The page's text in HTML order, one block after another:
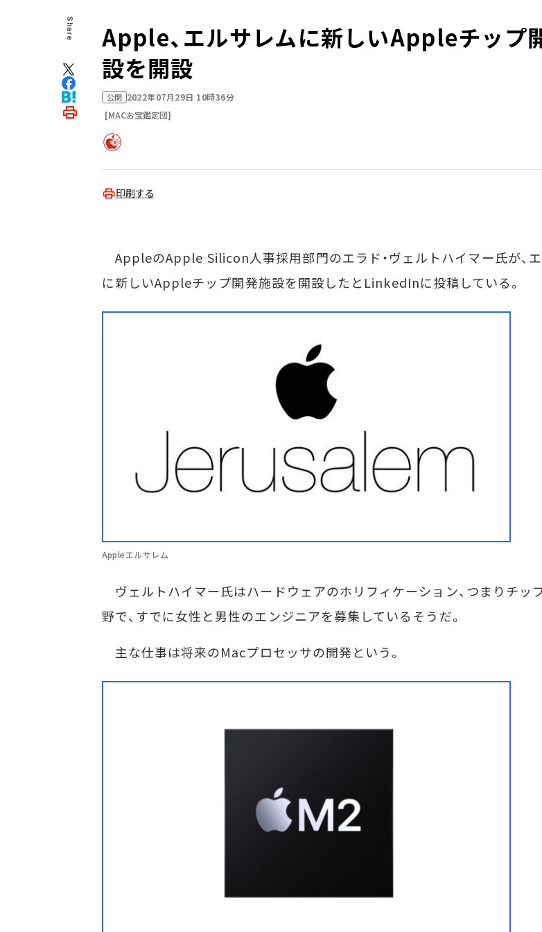
Share
Apple、エルサレムに新しいAppleチップ
設を開設
公開 2022年07月29日 10時36分
[MACお宝鑑定団]
印刷する
AppleのApple Silicon人事採用部門のエラド・ヴェルトハイマー氏が、
に新しいAppleチップ開発施設を開設したとLinkedInに投稿している。
Appleエルサレム
ヴェルトハイマー氏はハードウェアのホリフィケーション、つまりチッ
野で、すでに女性と男性のエンジニアを募集しているそうだ。
主な仕事は将来のMacプロセッサの開発という。